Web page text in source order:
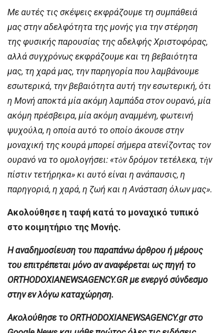
Με αυτές τις σκέψεις εκφράζουμε τη συμπάθειά
μας στην αδελφότητα της μονής για την στέρηση
της φυσικής παρουσίας της αδελφής Χριστοφόρας,
αλλά συγχρόνως εκφράζουμε και τη βεβαιότητα
μας, τη χαρά μας, την παρηγορία που λαμβάνουμε
εσωτερικά, την βεβαιότητα αυτή την εσωτερική, ότι
η Μονή αποκτά μία ακόμη λαμπάδα στον ουρανό, μία
ακόμη πρέσβειρα, μία ακόμη αναμμένη, φωτεινή
ψυχούλα, η οποία αυτό το οποίο άκουσε στην
μοναχική της κουρά μπορεί σήμερα ατενίζοντας τον
ουρανό να το ομολογήσει: «τὸν δρόμον τετέλεκα, τὴν
πίστιν τετήρηκα» κι αυτό είναι η ανάπαυσις, η
παρηγοριά, η χαρά, η ζωή και η Ανάσταση όλων μας».
Ακολούθησε η ταφή κατά το μοναχικό τυπικό
στο κοιμητήριο της Μονής.
H αναδημοσίευση του παραπάνω άρθρου ή μέρους
του επιτρέπεται μόνο αν αναφέρεται ως πηγή το
ORTHODOXIANEWSAGENCY.GR με ενεργό σύνδεσμο
στην εν λόγω καταχώρηση.
Ακολούθησε το ORTHODOXIANEWSAGENCY.gr στο